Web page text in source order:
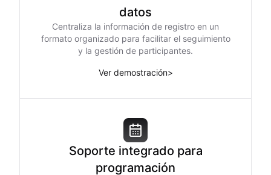
datos
Centraliza la información de registro en un
formato organizado para facilitar el seguimiento
y la gestión de participantes.
Ver demostración>
Soporte integrado para
programación